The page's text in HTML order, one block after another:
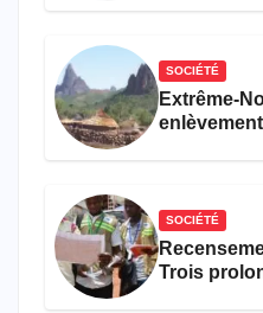
SOCIÉTÉ
Extrême-
SOCIÉTÉ
Trois